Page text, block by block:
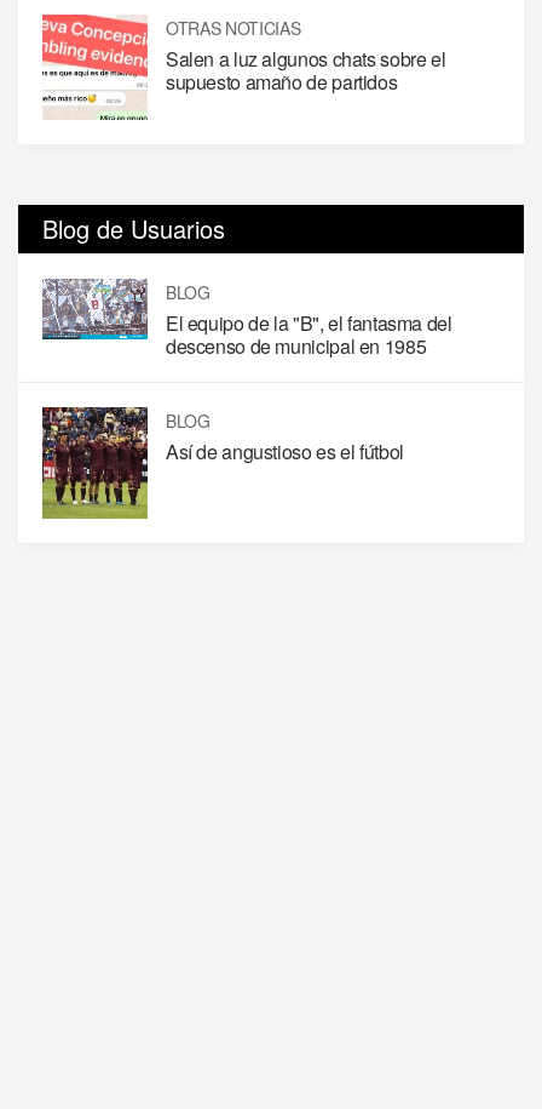
OTRAS NOTICIAS
Salen a luz algunos chats sobre el
supuesto amaño de partidos
Blog de Usuarios
BLOG
El equipo de la "B", el fantasma del
descenso de municipal en 1985
BLOG
Así de angustioso es el fútbol